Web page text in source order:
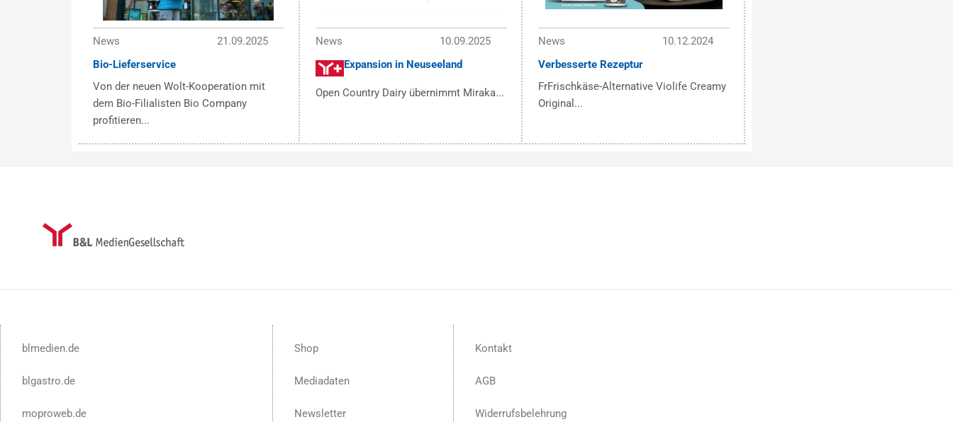
News
21.09.2025
Bio-Lieferservice
Von der neuen Wolt-Kooperation mit
dem Bio-Filialisten Bio Company
profitieren...
News
10.09.2025
Expansion in Neuseeland
Open Country Dairy übernimmt Miraka...
News
10.12.2024
Verbesserte Rezeptur
FrFrischkäse-Alternative Violife Creamy
Original...
blmedien.de
blgastro.de
moproweb.de
Shop
Mediadaten
Newsletter
Kontakt
AGB
Widerrufsbelehrung